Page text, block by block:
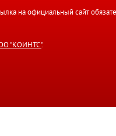
на официальный сайт
"КОИНТС".